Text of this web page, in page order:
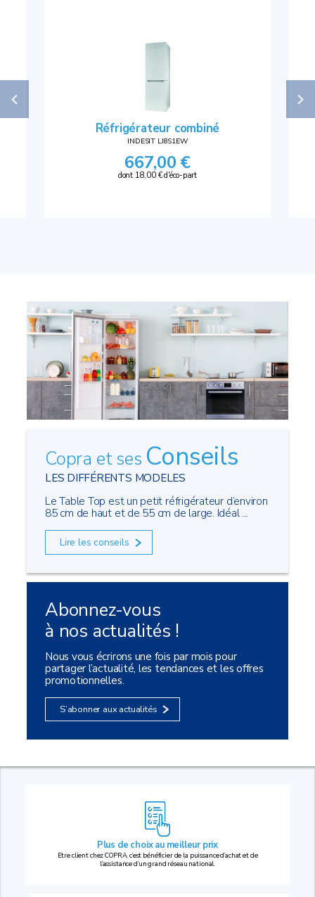
Réfrigérateur combiné
INDESIT LI8S1EW
667,00 €
dont 18,00 € d'éco-part
Copra et ses Conseils
LES DIFFÉRENTS MODELES
Le Table Top est un petit réfrigérateur d’environ
85 cm de haut et de 55 cm de large. Idéal ...
Lire les conseils
Abonnez-vous
à nos actualités !
Nous vous écrirons une fois par mois pour
partager l’actualité, les tendances et les offres
promotionnelles.
S’abonner aux actualités
Plus de choix au meilleur prix
Etre client chez COPRA, c’est bénéficier de la puissance d’achat et de
l’assistance d’un grand réseau national.